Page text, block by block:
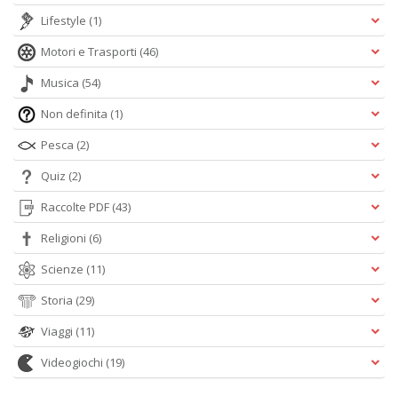
Lifestyle (1)
Motori e Trasporti (46)
Musica (54)
Non definita (1)
Pesca (2)
Quiz (2)
Raccolte PDF (43)
Religioni (6)
Scienze (11)
Storia (29)
Viaggi (11)
Videogiochi (19)